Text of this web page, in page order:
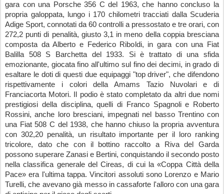
gara con una Porsche 356 C del 1963, che hanno concluso la
propria galoppata, lungo i 170 chilometri tracciati dalla Scuderia
Adige Sport, connotati da 60 controlli a pressostato e tre orari, con
272,2 punti di penalità, giusto 3,1 in meno della coppia bresciana
composta da Alberto e Federico Riboldi, in gara con una Fiat
Balilla 508 S Barchetta del 1933. Si è trattato di una sfida
emozionante, giocata fino all'ultimo sul fino dei decimi, in grado di
esaltare le doti di questi due equipaggi "top driver", che difendono
rispettivamente i colori della Amams Tazio Nuvolari e di
Franciacorta Motori. Il podio è stato completato da altri due nomi
prestigiosi della disciplina, quelli di Franco Spagnoli e Roberto
Rossini, anche loro bresciani, impegnati nel basso Trentino con
una Fiat 508 C del 1938, che hanno chiuso la propria avventura
con 302,20 penalità, un risultato importante per il loro ranking
tricolore, dato che con il bottino raccolto a Riva del Garda
possono superare Zanasi e Bertini, conquistando il secondo posto
nella classifica generale del Cireas, di cui la «Coppa Città della
Pace» era l'ultima tappa. Vincitori assoluti sono Lorenzo e Mario
Turelli, che avevano già messo in cassaforte l'alloro con una gara